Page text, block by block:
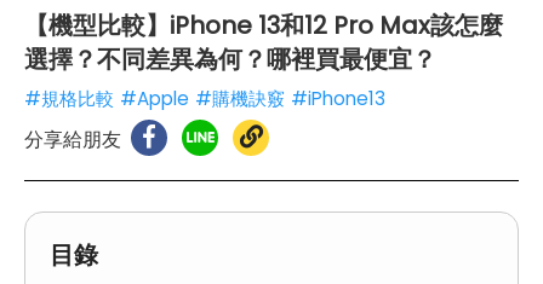
【機型比較】iPhone 13和12 Pro Max該怎麼
選擇？不同差異為何？哪裡買最便宜？
#規格比較 #Apple #購機訣竅 #iPhone13
分享給朋友
目錄